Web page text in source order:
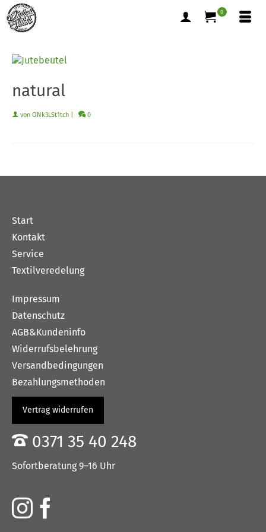
0
natural
von ONk3LSt1tch 0
Start
Kontakt
Service
Textilveredelung
Impressum
Datenschutz
AGB&Kundeninfo
Widerrufsbelehrung
Versandbedingungen
Bezahlungsmethoden
Vertrag widerrufen
0371 35 40 248
Sofortberatung 9–16 Uhr